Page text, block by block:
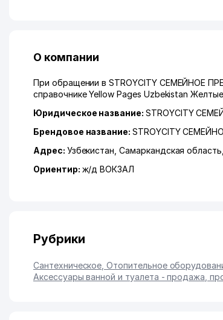
О компании
При обращении в STROYCITY СЕМЕЙНОЕ
справочнике Yellow Pages Uzbekistan
Юридическое название: STROYCITY
Брендовое название: STROYCITY
Адрес: Узбекистан,Самаркандская область
Ориентир: ж/д ВОКЗАЛ
Рубрики
Сантехническое, Отопительное
Аксессуары ванной и туалета - продажа,